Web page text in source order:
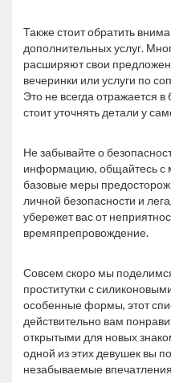
Также стоит обратить
дополнительных услуг.
расширяют свои
вечеринки или услуги по
Это не всегда отражается
стоит уточнять детали у
Не забывайте о
информацию, общайтесь с
базовые меры
личной безопасности и
убережет вас от
времяпрепровождение.
Совсем скоро мы
проститутки с
особенные формы, этот
действительно вам
открытыми для новых
одной из этих девушек вы
незабываемые